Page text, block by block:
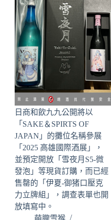
日商和飲九九公開將以
「SAKE＆SPIRTS OF
JAPAN」的攤位名稱參展
「2025 高雄國際酒展」，
並預定開放「雪夜月S5-微
發泡」等現貨訂購，而已經
售罄的「伊夏-御猪口壓克
力立牌組」，調查表單也開
放填寫中。
萌朧雪猴